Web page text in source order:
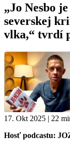
„Jo Nesbo
severskej
vlka,“ tvrdí
17. Okt 2025 | 22
Hosť podcastu: